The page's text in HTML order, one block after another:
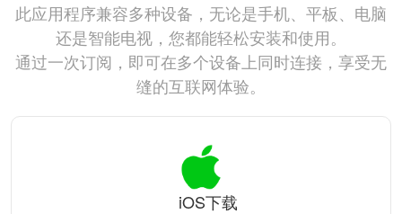
此应用程序兼容多种设备，无论是手机、平板、电脑
还是智能电视，您都能轻松安装和使用。
通过一次订阅，即可在多个设备上同时连接，享受无
缝的互联网体验。
iOS下载